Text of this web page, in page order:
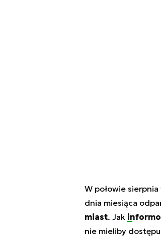
W połowie
dnia miesiąca
miast. Jak
nie mieliby